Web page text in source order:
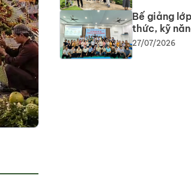
Bế giảng
thức, kỹ
cộng đồng:
27/07/2026